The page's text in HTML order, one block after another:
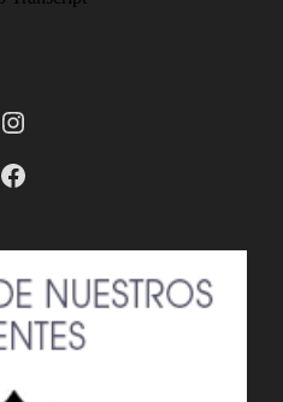
Instagram
Facebook